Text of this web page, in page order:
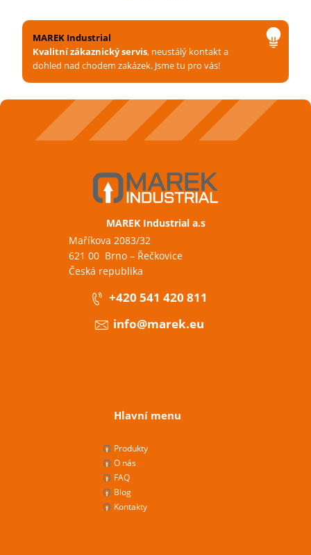
MAREK Industrial
Kvalitní zákaznický servis, neustálý kontakt a
dohled nad chodem zakázek. Jsme tu pro vás!
MAREK Industrial a.s
Maříkova 2083/32
621 00 Brno – Řečkovice
Česká republika
+420 541 420 811
info@marek.eu
Hlavní menu
Produkty
O nás
FAQ
Blog
Kontakty